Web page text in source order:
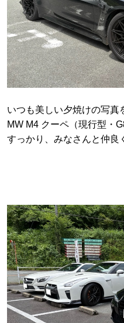
いつも美しい夕焼けの写真
MW M4 クーペ（現行型・
すっかり、みなさんと仲良